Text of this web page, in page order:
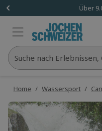
Über
Suche nach Erlebnissen,
Home / Wassersport /